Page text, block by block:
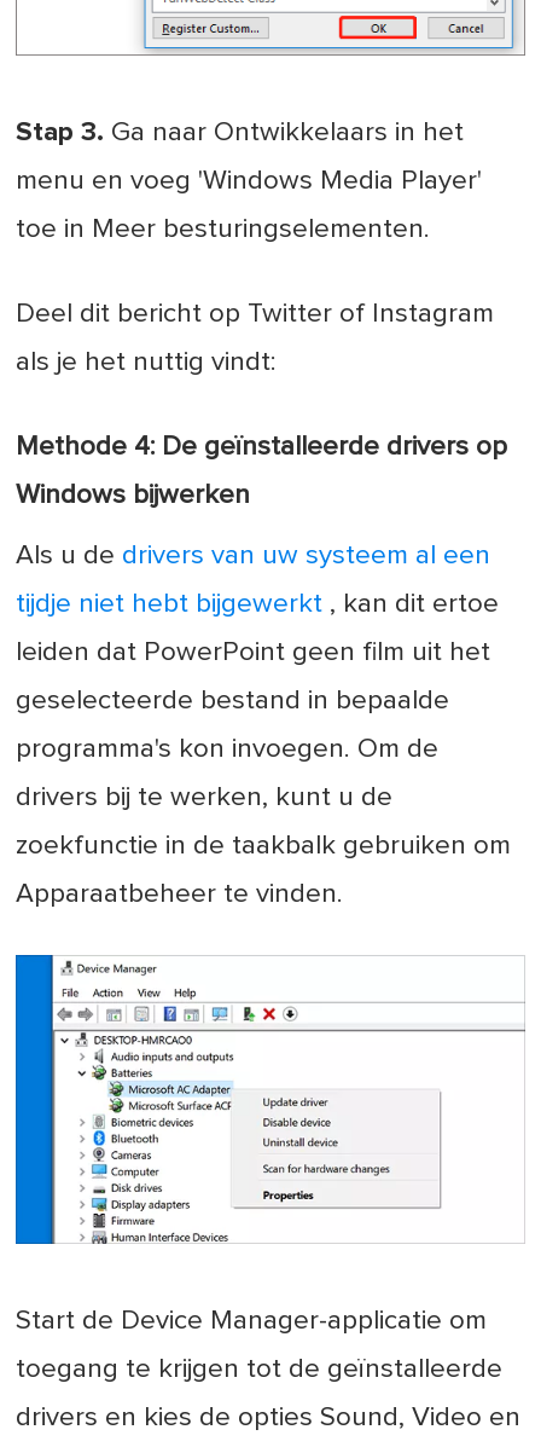
Stap 3. Ga naar Ontwikkelaars in het
menu en voeg 'Windows Media Player'
toe in Meer besturingselementen.
Deel dit bericht op Twitter of Instagram
als je het nuttig vindt:
Methode 4: De geïnstalleerde drivers op
Windows bijwerken
Als u de drivers van uw systeem al een
tijdje niet hebt bijgewerkt , kan dit ertoe
leiden dat PowerPoint geen film uit het
geselecteerde bestand in bepaalde
programma's kon invoegen. Om de
drivers bij te werken, kunt u de
zoekfunctie in de taakbalk gebruiken om
Apparaatbeheer te vinden.
Start de Device Manager-applicatie om
toegang te krijgen tot de geïnstalleerde
drivers en kies de opties Sound, Video en